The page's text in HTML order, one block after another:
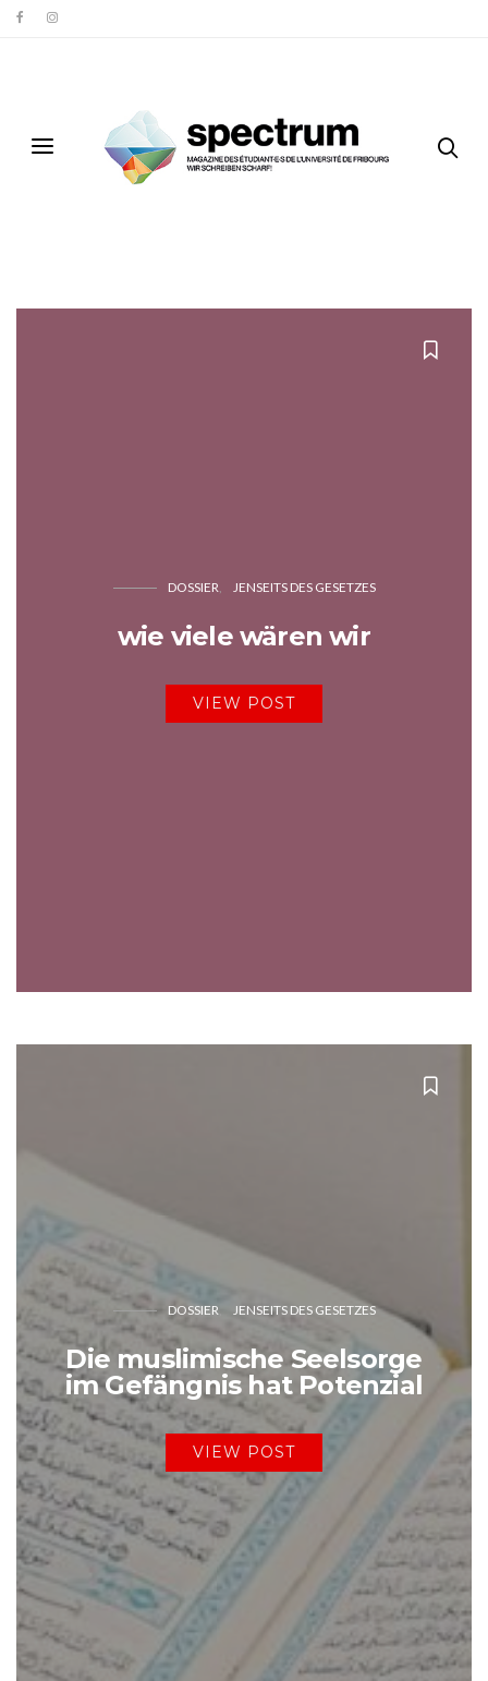
DOSSIER JENSEITS DES GESETZES
wie viele wären wir
VIEW POST
DOSSIER JENSEITS DES GESETZES
Die muslimische Seelsorge
im Gefängnis hat Potenzial
VIEW POST